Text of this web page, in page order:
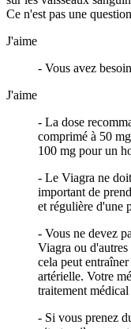
Ce n'est pas une
J'aime
- Vous avez
J'aime
- La dose
comprimé à 50
100 mg pour un
- Le Viagra ne
important de
et régulière d'une
- Vous ne devez
Viagra ou d'autres
cela peut
artérielle. Votre
traitement
- Si vous prenez